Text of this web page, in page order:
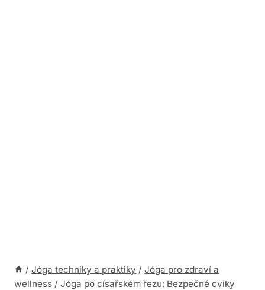
/ Jóga techniky a praktiky / Jóga pro zdraví a
wellness / Jóga po císařském řezu: Bezpečné cviky